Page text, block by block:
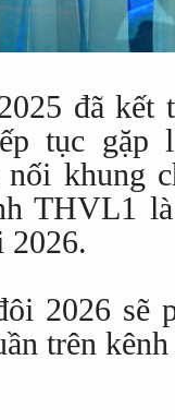
đã kết
tục gặp
nối khung
THVL1
2026.
2026 sẽ
trên